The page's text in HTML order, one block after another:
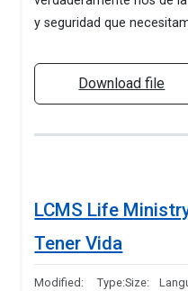
y seguridad que
Download file
LCMS Life
Tener Vida
Modified:
Type:Size: